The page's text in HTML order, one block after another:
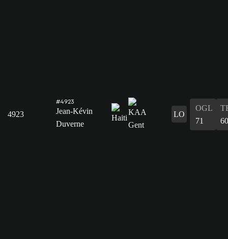
4923
#4923
Jean-Kévin
Duverne
LO
OGL
71
60